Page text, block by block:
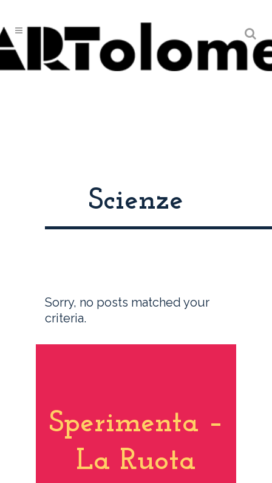
Scienze
Sorry, no posts matched your
criteria.
Sperimenta –
La Ruota